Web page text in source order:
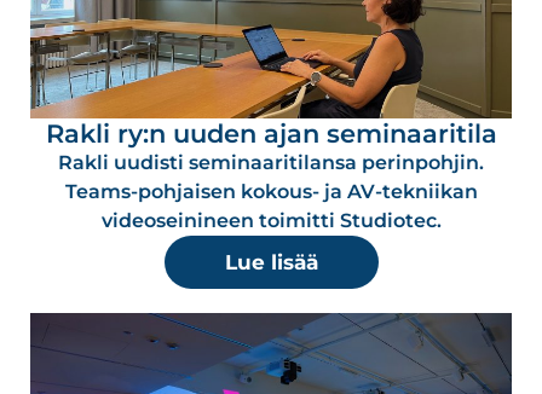
Rakli ry:n uuden ajan seminaaritila
Rakli uudisti seminaaritilansa perinpohjin.
Teams-pohjaisen kokous- ja AV-tekniikan
videoseinineen toimitti Studiotec.
Lue lisää